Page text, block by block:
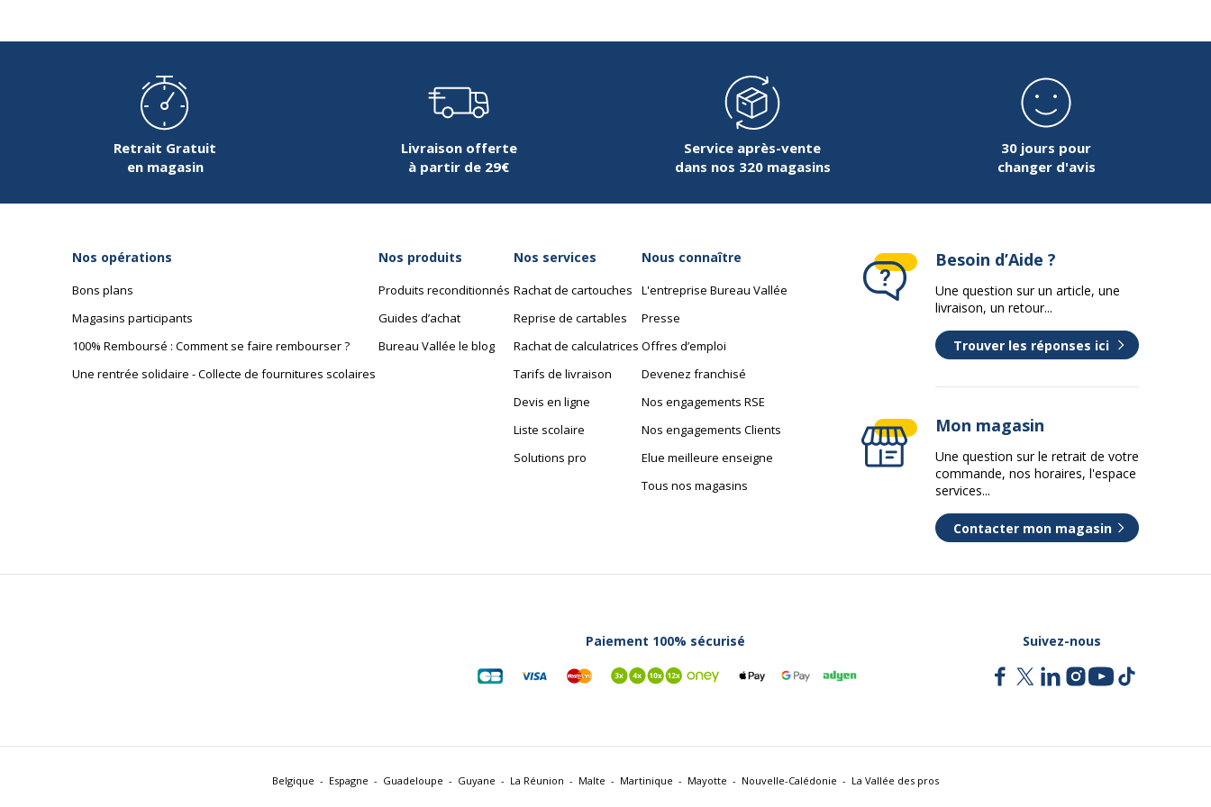
Retrait Gratuit
en magasin
Livraison offerte
à partir de 29€
Service après-vente
dans nos 320 magasins
30 jours pour
changer d'avis
Nos opérations
Bons plans
Magasins participants
100% Remboursé : Comment se faire rembourser ?
Une rentrée solidaire - Collecte de fournitures scolaires
Nos produits
Produits reconditionnés
Guides d’achat
Bureau Vallée le blog
Nos services
Rachat de cartouches
Reprise de cartables
Rachat de calculatrices
Tarifs de livraison
Devis en ligne
Liste scolaire
Solutions pro
Nous connaître
L'entreprise Bureau Vallée
Presse
Offres d’emploi
Devenez franchisé
Nos engagements RSE
Nos engagements Clients
Elue meilleure enseigne
Tous nos magasins
Besoin d’Aide ?
Une question sur un article, une
livraison, un retour...
Trouver les réponses ici
Mon magasin
Une question sur le retrait de votre
commande, nos horaires, l'espace
services...
Contacter mon magasin
Paiement 100% sécurisé Suivez-nous
Belgique Espagne Guadeloupe Guyane La Réunion Malte Martinique Mayotte Nouvelle-Calédonie La Vallée des pros